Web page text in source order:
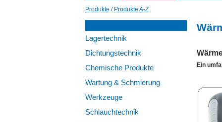
Produkte / Produkte A-Z
Lagertechnik
Dichtungstechnik
Chemische Produkte
Wartung & Schmierung
Werkzeuge
Schlauchtechnik
Ein